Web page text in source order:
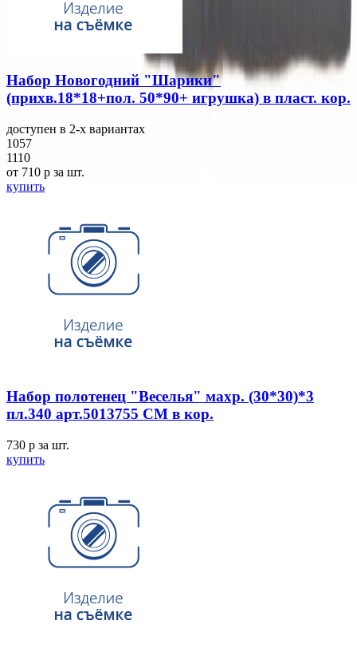
Набор Новогодний "Шарики"
(прихв.18*18+пол. 50*90+ игрушка) в пласт. кор.
доступен в 2-x вариантах
1057
1110
от 710 p за шт.
купить
Набор полотенец "Веселья" махр. (30*30)*3
пл.340 арт.5013755 СМ в кор.
730 p за шт.
купить